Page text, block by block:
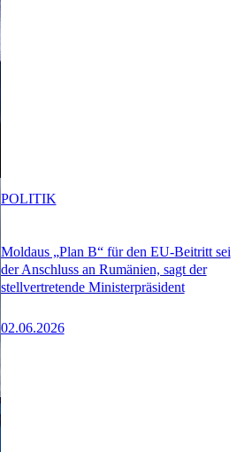
Moldaus „Plan B“ für den EU-Beitritt sei
der Anschluss an Rumänien, sagt der
stellvertretende Ministerpräsident
02.06.2026
POLITIK